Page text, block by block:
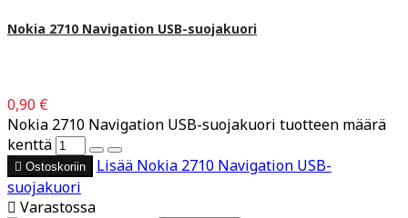
Nokia 2710 Navigation USB-suojakuori
0,90 €
Nokia 2710 Navigation USB-suojakuori tuotteen määrä
kenttä
 Ostoskoriin Lisää Nokia 2710 Navigation USB-
suojakuori
 Varastossa